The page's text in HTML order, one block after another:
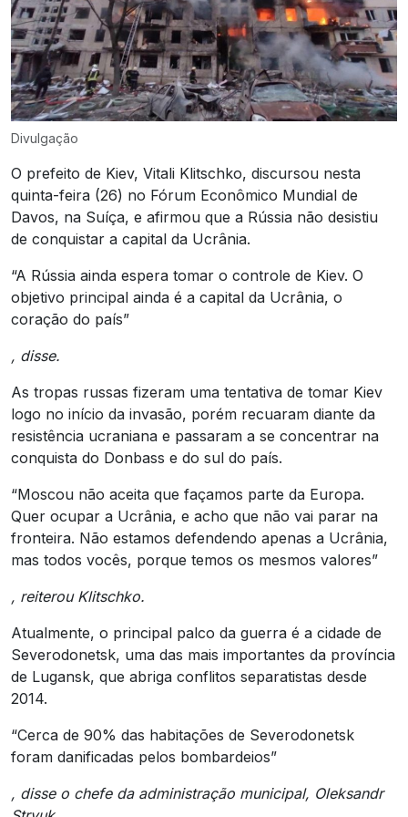
Divulgação
O prefeito de Kiev, Vitali Klitschko, discursou nesta
quinta-feira (26) no Fórum Econômico Mundial de
Davos, na Suíça, e afirmou que a Rússia não desistiu
de conquistar a capital da Ucrânia.
“A Rússia ainda espera tomar o controle de Kiev. O
objetivo principal ainda é a capital da Ucrânia, o
coração do país”
, disse.
As tropas russas fizeram uma tentativa de tomar Kiev
logo no início da invasão, porém recuaram diante da
resistência ucraniana e passaram a se concentrar na
conquista do Donbass e do sul do país.
“Moscou não aceita que façamos parte da Europa.
Quer ocupar a Ucrânia, e acho que não vai parar na
fronteira. Não estamos defendendo apenas a Ucrânia,
mas todos vocês, porque temos os mesmos valores”
, reiterou Klitschko.
Atualmente, o principal palco da guerra é a cidade de
Severodonetsk, uma das mais importantes da província
de Lugansk, que abriga conflitos separatistas desde
2014.
“Cerca de 90% das habitações de Severodonetsk
foram danificadas pelos bombardeios”
, disse o chefe da administração municipal, Oleksandr